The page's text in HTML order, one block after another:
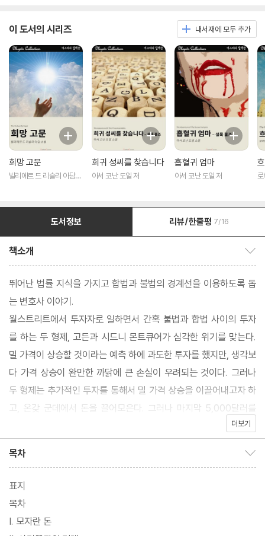
이 도서의 시리즈 내서재에 모두 추가
희망 고문
빌리에르 드 리슬리 아담
희귀 성씨를 찾습니다
아서 코난 도일 저
흡혈귀 엄마
아서 코난 도일 저
도서정보 리뷰/한줄평 7/16
책소개
뛰어난 법률 지식을 가지고 합법과 불법의 경계선을 이용하도록 돕
는 변호사 이야기.
월스트리트에서 투자자로 일하면서 간혹 불법과 합법 사이의 투자
를 하는 두 형제, 고든과 시드니 몬트큐어가 심각한 위기를 맞는다.
밀 가격이 상승할 것이라는 예측 하에 과도한 투자를 했지만, 생각보
다 가격 상승이 완만한 까닭에 큰 손실이 우려되는 것이다. 그러나
두 형제는 추가적인 투자를 통해서 밀 가격 상승을 이끌어내고자 하
고, 온갖 군데에서 돈을 끌어모은다. 그러나 마지막 5,000달러를
모을 방법이 없는 궁지에 몰리게 된다. 두 형제는, 월스트리트에서
법을 사용하여 의뢰인을 보호하는 것으로 유명한 변호사이다.
더보기
목차
표지
목차
I. 모자란 돈